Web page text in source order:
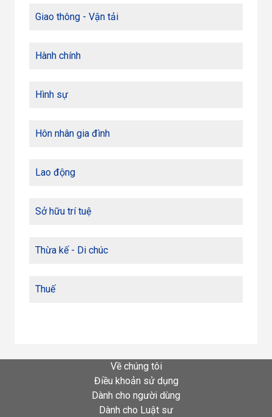
Giao thông - Vận tải
Hành chính
Hình sự
Hôn nhân gia đình
Lao động
Sở hữu trí tuệ
Thừa kế - Di chúc
Thuế
Về chúng tôi
Điều khoản sử dụng
Dành cho người dùng
Dành cho Luật sư